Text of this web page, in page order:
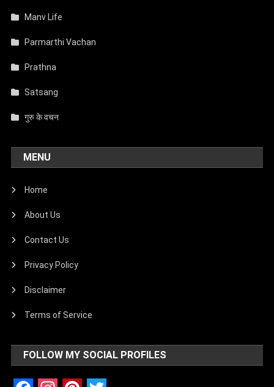
Manv Life
Parmarthi Vachan
Prathna
Satsang
गुरु के वचन
MENU
Home
About Us
Contact Us
Privacy Policy
Disclaimer
Terms of Service
FOLLOW MY SOCIAL PROFILES